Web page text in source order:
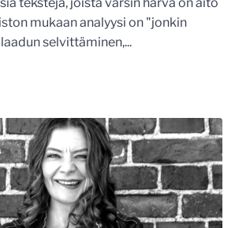
mukaan analyysi on "jonkin
selvittäminen,...